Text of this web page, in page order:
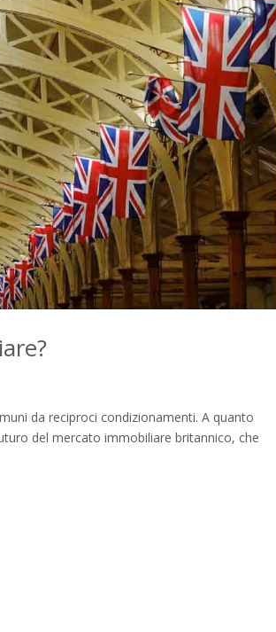
da reciproci condizionamenti. A quanto
del mercato immobiliare britannico, che